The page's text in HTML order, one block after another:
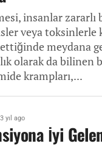
insanlar zararlı
veya toksinlerle
meydana
olarak da bilinen
krampları,...
3 yıl ago
İyi